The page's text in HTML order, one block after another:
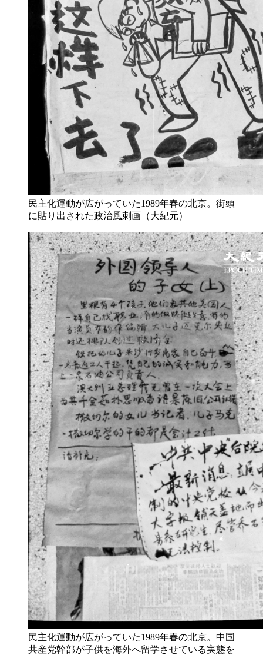
民主化運動が広がっていた1989年春の北京。街頭
に貼り出された政治風刺画（大紀元）
民主化運動が広がっていた1989年春の北京。中国
共産党幹部が子供を海外へ留学させている実態を